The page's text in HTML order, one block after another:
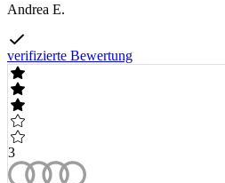
Andrea E.
verifizierte Bewertung
3